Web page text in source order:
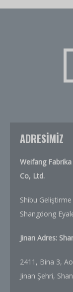
ADRESİMİZ
Weifang
Co, Ltd.
Shibu
Shangdong
Jinan Adres:
2411, Bina 3,
Jinan Şehri,